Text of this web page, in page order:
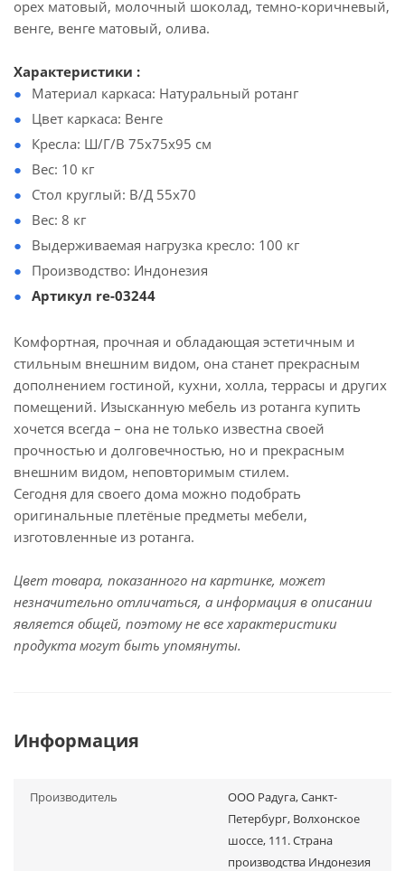
орех матовый, молочный шоколад, темно-коричневый,
венге, венге матовый, олива.
Характеристики :
Материал каркаса: Натуральный ротанг
Цвет каркаса: Венге
Кресла: Ш/Г/В 75х75х95 см
Вес: 10 кг
Стол круглый: В/Д 55х70
Вес: 8 кг
Выдерживаемая нагрузка кресло: 100 кг
Производство: Индонезия
Артикул re-03244
Комфортная, прочная и обладающая эстетичным и
стильным внешним видом, она станет прекрасным
дополнением гостиной, кухни, холла, террасы и других
помещений. Изысканную мебель из ротанга купить
хочется всегда – она не только известна своей
прочностью и долговечностью, но и прекрасным
внешним видом, неповторимым стилем.
Сегодня для своего дома можно подобрать
оригинальные плетёные предметы мебели,
изготовленные из ротанга.
Цвет товара, показанного на картинке, может
незначительно отличаться, а информация в описании
является общей, поэтому не все характеристики
продукта могут быть упомянуты.
Информация
Производитель
ООО Радуга, Санкт-
Петербург, Волхонское
шоссе, 111. Страна
производства Индонезия